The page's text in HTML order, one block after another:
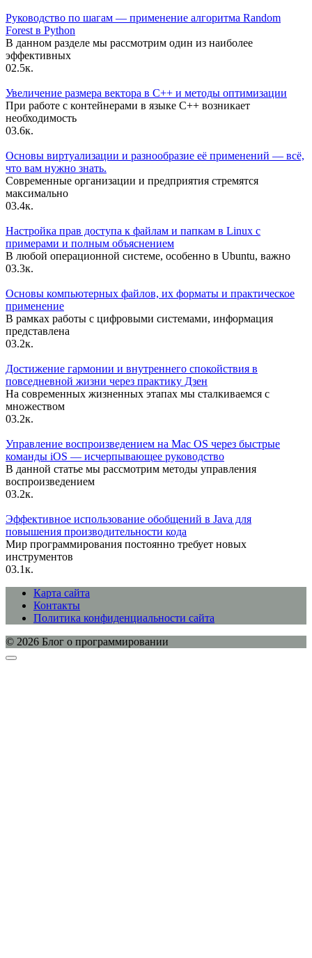
Руководство по шагам — применение алгоритма Random
Forest в Python
В данном разделе мы рассмотрим один из наиболее
эффективных
02.5к.
Увеличение размера вектора в C++ и методы оптимизации
При работе с контейнерами в языке C++ возникает
необходимость
03.6к.
Основы виртуализации и разнообразие её применений — всё,
что вам нужно знать.
Современные организации и предприятия стремятся
максимально
03.4к.
Настройка прав доступа к файлам и папкам в Linux с
примерами и полным объяснением
В любой операционной системе, особенно в Ubuntu, важно
03.3к.
Основы компьютерных файлов, их форматы и практическое
применение
В рамках работы с цифровыми системами, информация
представлена
03.2к.
Достижение гармонии и внутреннего спокойствия в
повседневной жизни через практику Дзен
На современных жизненных этапах мы сталкиваемся с
множеством
03.2к.
Управление воспроизведением на Mac OS через быстрые
команды iOS — исчерпывающее руководство
В данной статье мы рассмотрим методы управления
воспроизведением
03.2к.
Эффективное использование обобщений в Java для
повышения производительности кода
Мир программирования постоянно требует новых
инструментов
03.1к.
Карта сайта
Контакты
Политика конфиденциальности сайта
© 2026 Блог о программировании